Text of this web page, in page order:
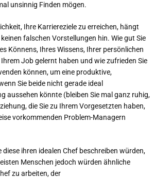
unsinnig Finden mögen.
Ihre Karriereziele zu erreichen, hängt
falschen Vorstellungen hin. Wie gut Sie
Könnens, Ihres Wissens, Ihrer persönlichen
Job gelernt haben und wie zufrieden Sie
können, um eine produktive,
Sie beide nicht gerade ideal
aussehen könnte (bleiben Sie mal ganz ruhig,
die Sie zu Ihrem Vorgesetzten haben,
vorkommenden Problem-Managern
ihren idealen Chef beschreiben würden,
Menschen jedoch würden ähnliche
zu arbeiten, der